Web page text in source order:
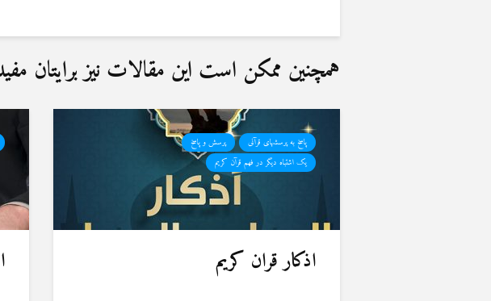
همچنین ممکن است این مقالات نیز برایتان
پاسخ به پرسشهای قرآنی
پرسش و پاسخ
یک اشتباه دیگر در فهم قرآن کریم
اذکار قران کریم